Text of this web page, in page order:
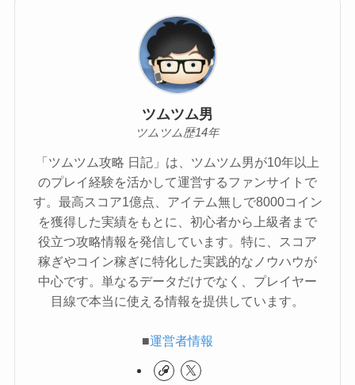
ツムツム男
ツムツム歴14年
「ツムツム攻略 日記」は、ツムツム男が10年以上
のプレイ経験を活かして運営するファンサイトで
す。最高スコア1億点、アイテム無しで8000コイン
を獲得した実績をもとに、初心者から上級者まで
役立つ攻略情報を発信しています。特に、スコア
稼ぎやコイン稼ぎに特化した実践的なノウハウが
中心です。単なるデータだけでなく、プレイヤー
目線で本当に使える情報を提供しています。
■運営者情報